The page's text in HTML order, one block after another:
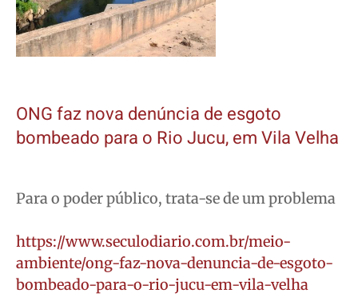
ONG faz nova denúncia de esgoto
bombeado para o Rio Jucu, em Vila Velha
Para o poder público, trata-se de um problema
https://www.seculodiario.com.br/meio-
ambiente/ong-faz-nova-denuncia-de-esgoto-
bombeado-para-o-rio-jucu-em-vila-velha